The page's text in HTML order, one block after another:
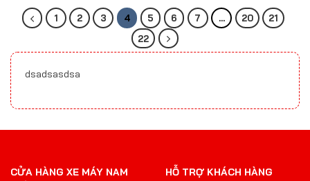
1 2 3 4 5 6 7 … 20
21
22
dsadsasdsa
CỬA HÀNG XE MÁY NAM
HỖ TRỢ KHÁCH HÀNG